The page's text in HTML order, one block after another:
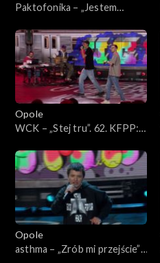
Paktofonika – „Jestem
„Hip-hop. Jedno podwórko”
Opole
WCK – „Stej tru”. 62. KFPP:
podwórko”
Opole
asthma – „Zrób mi przejście”.